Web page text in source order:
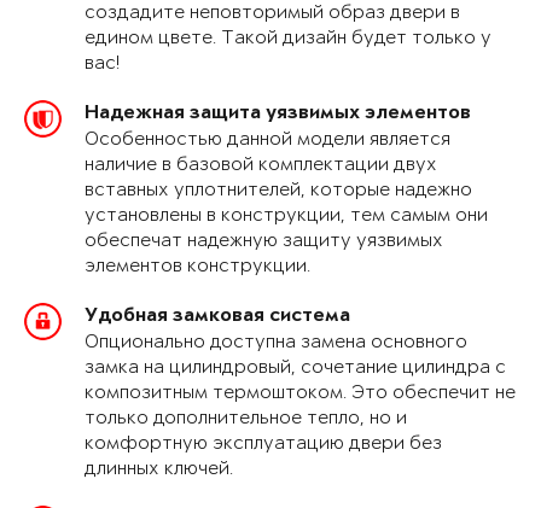
создадите неповторимый образ двери в
едином цвете. Такой дизайн будет только у
вас!
Надежная защита уязвимых элементов
Особенностью данной модели является
наличие в базовой комплектации двух
вставных уплотнителей, которые надежно
установлены в конструкции, тем самым они
обеспечат надежную защиту уязвимых
элементов конструкции.
Удобная замковая система
Опционально доступна замена основного
замка на цилиндровый, сочетание цилиндра с
композитным термоштоком. Это обеспечит не
только дополнительное тепло, но и
комфортную эксплуатацию двери без
длинных ключей.